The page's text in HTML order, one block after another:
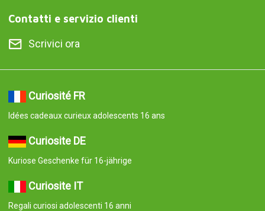
Contatti e servizio clienti
Scrivici ora
Curiosité FR
Idées cadeaux curieux adolescents 16 ans
Curiosite DE
Kuriose Geschenke für 16-jährige
Curiosite IT
Regali curiosi adolescenti 16 anni